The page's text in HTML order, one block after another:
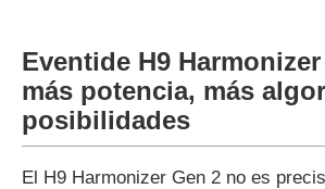
Eventide H9
más potencia, más
posibilidades
El H9 Harmonizer Gen 2 no es